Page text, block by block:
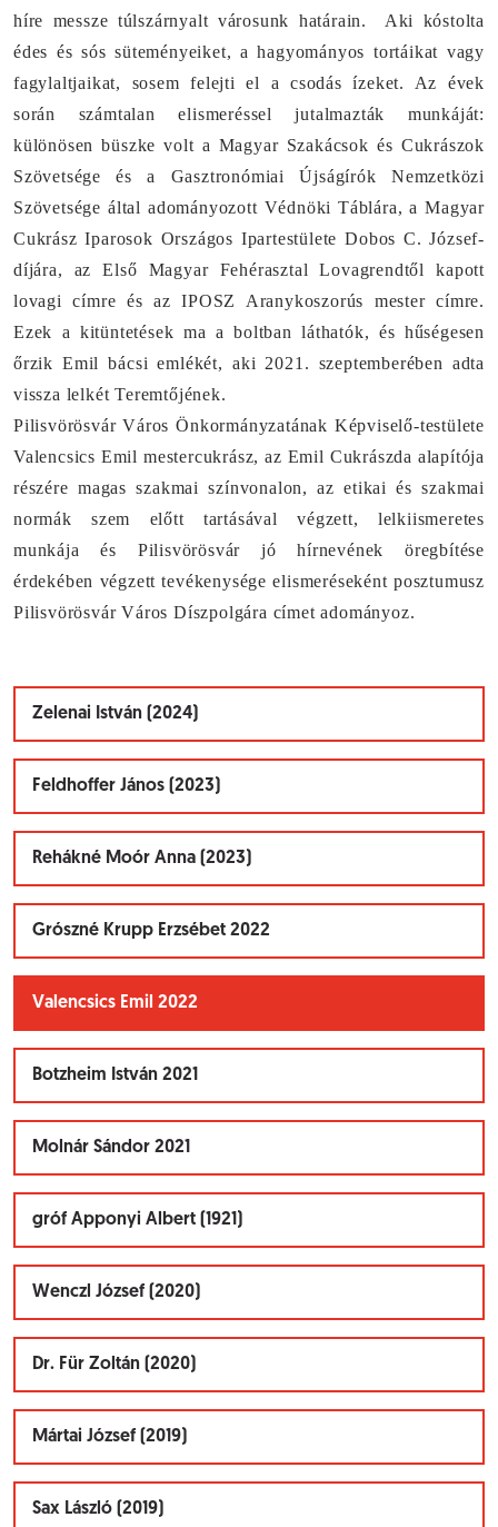
híre messze túlszárnyalt városunk határain.
Aki kóstolta
édes és sós süteményeiket, a hagyományos tortáikat vagy
fagylaltjaikat, sosem felejti el a csodás ízeket. Az évek
során számtalan elismeréssel jutalmazták munkáját:
különösen büszke volt a Magyar Szakácsok és Cukrászok
Szövetsége és a Gasztronómiai Újságírók Nemzetközi
Szövetsége által adományozott Védnöki Táblára, a Magyar
Cukrász Iparosok Országos Ipartestülete Dobos C. József-
díjára, az Első Magyar Fehérasztal Lovagrendtől kapott
lovagi címre és az IPOSZ Aranykoszorús mester címre.
Ezek a kitüntetések ma a boltban láthatók, és hűségesen
őrzik Emil bácsi emlékét, aki 2021. szeptemberében adta
vissza lelkét Teremtőjének.
Pilisvörösvár Város Önkormányzatának Képviselő-testülete
Valencsics Emil mestercukrász, az Emil Cukrászda alapítója
részére magas szakmai színvonalon, az etikai és szakmai
normák szem előtt tartásával végzett, lelkiismeretes
munkája és Pilisvörösvár jó hírnevének öregbítése
érdekében végzett tevékenysége elismeréseként posztumusz
Pilisvörösvár Város Díszpolgára címet adományoz.
Zelenai István (2024)
Feldhoffer János (2023)
Rehákné Moór Anna (2023)
Grószné Krupp Erzsébet 2022
Valencsics Emil 2022
Botzheim István 2021
Molnár Sándor 2021
gróf Apponyi Albert (1921)
Wenczl József (2020)
Dr. Für Zoltán (2020)
Mártai József (2019)
Sax László (2019)